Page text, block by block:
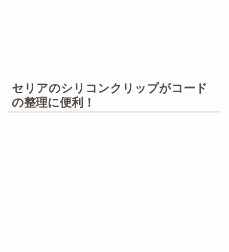
セリアのシリコンクリップがコード
の整理に便利！